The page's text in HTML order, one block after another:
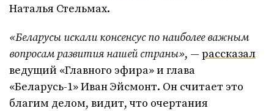
Наталья Стельмах.
«Беларусы искали консенсус по наиболее важным
вопросам развития нашей страны», — рассказал
ведущий «Главного эфира» и глава
«Беларусь-1» Иван Эйсмонт. Он считает это
благим делом, видит, что очертания